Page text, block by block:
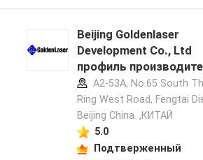
Beijing Goldenlaser
Development Co., Ltd
профиль
A2-53A, No.65 South
Ring West Road, Fengtai
Beijing China. ,КИТАЙ
5.0
Подтверженный